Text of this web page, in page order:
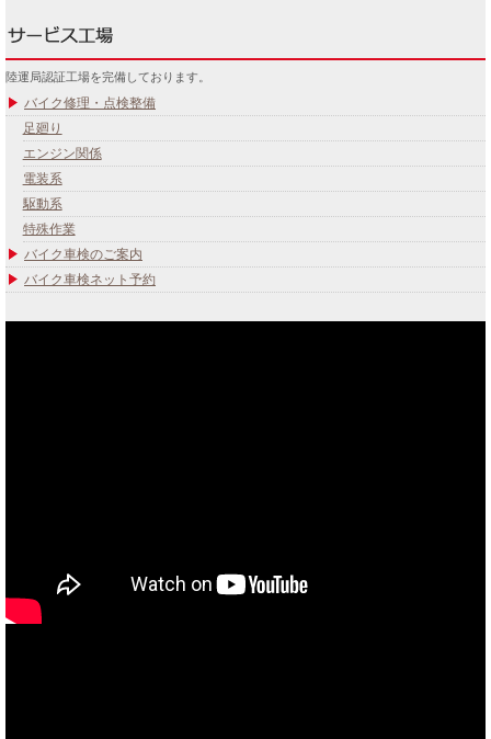
陸運局認証工場を完備しております。
バイク修理・点検整備
足廻り
エンジン関係
電装系
駆動系
特殊作業
バイク車検のご案内
バイク車検ネット予約